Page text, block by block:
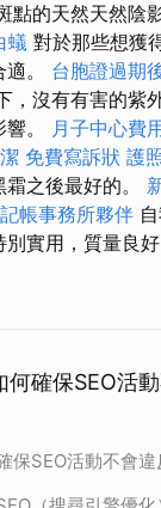
點的天然天然陰
蟻 對於那些想獲
。 台胞證過期
，沒有有害的紫
。 月子中心費
免費寫訴狀 護
之後最好的。
帳事務所夥伴
實用，質量良好
何確保SEO活
保SEO活動不會